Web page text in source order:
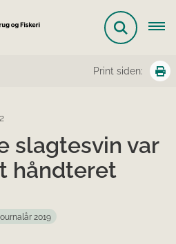
Print siden:
slagtesvin var
håndteret
2019